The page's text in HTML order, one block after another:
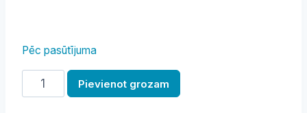
Pēc pasūtījuma
Picu
krāsns
Pievienot grozam